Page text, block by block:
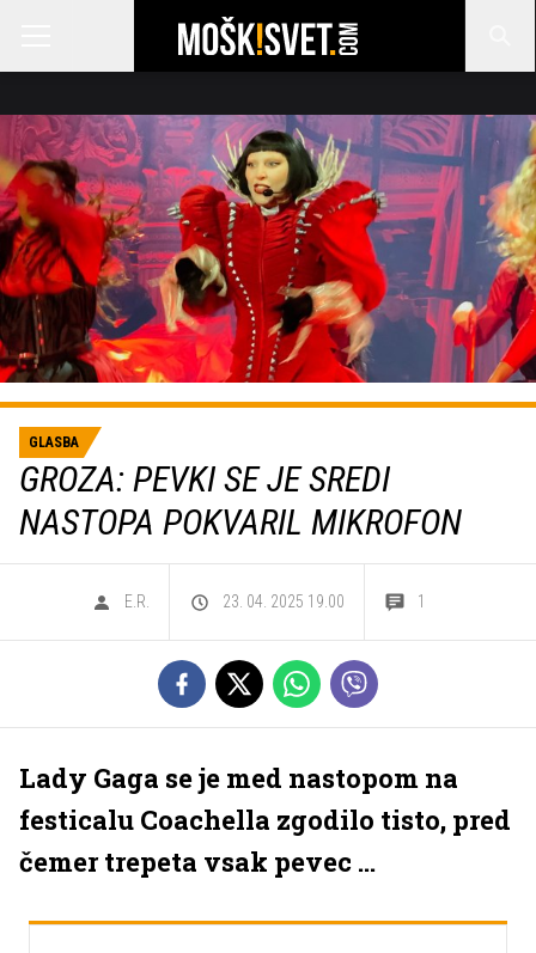
GLASBA
GROZA: PEVKI SE JE SREDI
NASTOPA POKVARIL MIKROFON
E.R. 23. 04. 2025 19.00 1
Lady Gaga se je med nastopom na
festicalu Coachella zgodilo tisto, pred
čemer trepeta vsak pevec ...